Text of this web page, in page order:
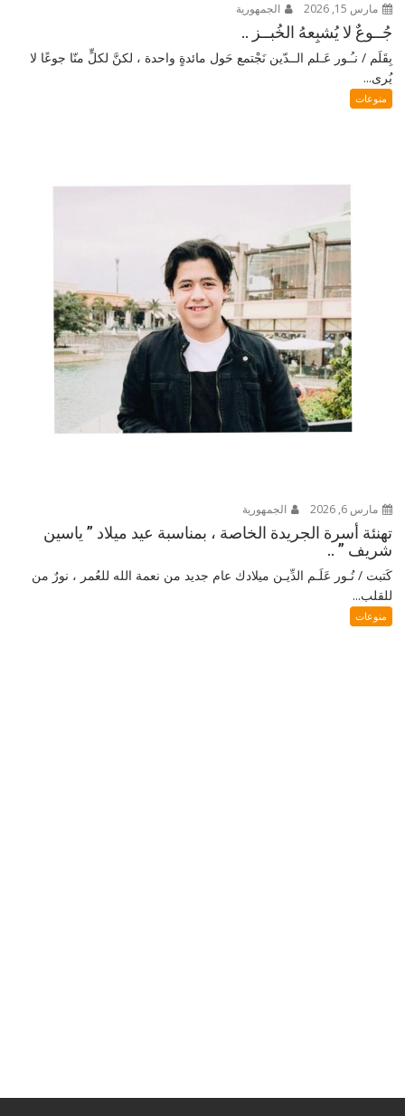
مارس 15, 2026 الجمهورية
جُــوعٌ لا يُشبِعهُ الخُبــز ..
بِقَلَم / نـُـور عَـلم الــدّين نَجْتمع حَول مائدةٍ واحدة ، لكنَّ لكلٍّ منّا جوعًا لا
يُرى...
منوعات
مارس 6, 2026 الجمهورية
تهنئة أسرة الجريدة الخاصة ، بمناسبة عيد ميلاد ” ياسين
شريف ” ..
كَتبت / نُـور عَلَـم الدِّيـن ميلادك عام جديد من نعمة الله للعُمر ، نورٌ من
للقلب...
منوعات